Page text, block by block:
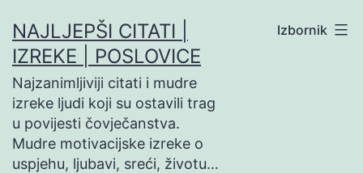
na
sadržaj
NAJLJEPŠI CITATI |
IZREKE | POSLOVICE
Najzanimljiviji citati i mudre
izreke ljudi koji su ostavili trag
u povijesti čovječanstva.
Mudre motivacijske izreke o
uspjehu, ljubavi, sreći, životu…
Izbornik